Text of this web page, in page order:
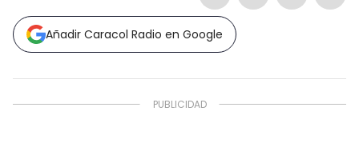
Añadir Caracol Radio en Google